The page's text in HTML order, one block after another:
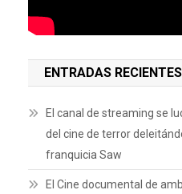
ENTRADAS RECIENTES
El canal de streaming se
del cine de terror
franquicia Saw
El Cine documental de